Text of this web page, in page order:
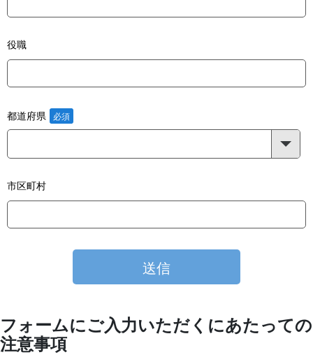
役職
都道府県
市区町村
フォームにご入力いただくにあたっての
注意事項